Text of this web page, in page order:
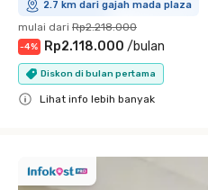
2.7 km dari gajah mada plaza
mulai dari Rp2.218.000
-4% Rp2.118.000 /bulan
Diskon di bulan pertama
Lihat info lebih banyak